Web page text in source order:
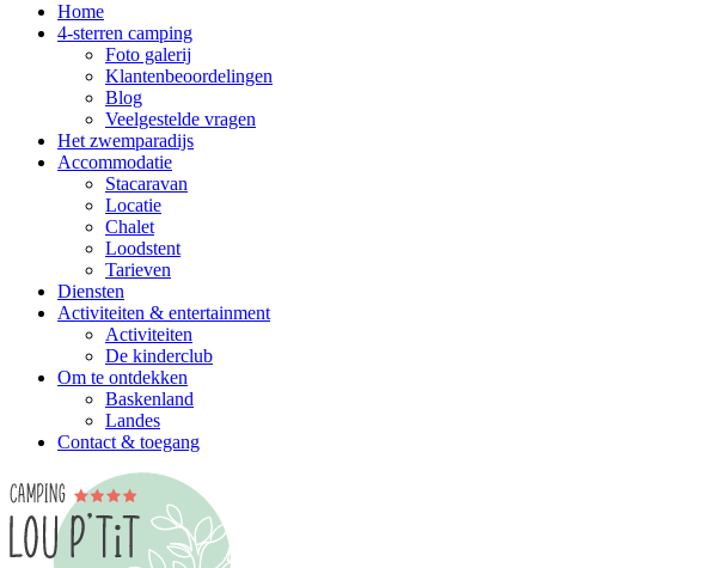
Home
4-sterren camping
Foto galerij
Klantenbeoordelingen
Blog
Veelgestelde vragen
Het zwemparadijs
Accommodatie
Stacaravan
Locatie
Chalet
Loodstent
Tarieven
Diensten
Activiteiten & entertainment
Activiteiten
De kinderclub
Om te ontdekken
Baskenland
Landes
Contact & toegang